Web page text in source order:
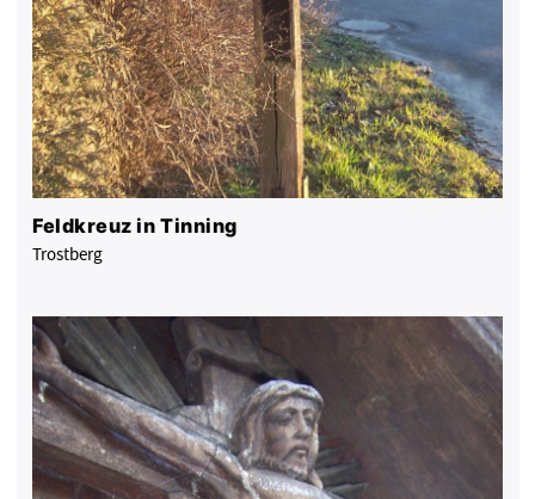
Feldkreuz in Tinning
Trostberg